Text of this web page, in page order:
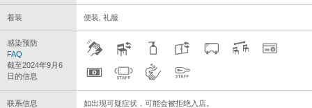
着装 便装, 礼服
感染预防
FAQ
截至2024年9月6
日的信息
联系信息
如出现可疑症状，可能会被拒绝入店。